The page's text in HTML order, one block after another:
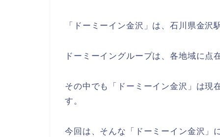
「ドーミーイン金沢」は、石川県金沢
ドーミーイングループは、各地域に点
その中でも「ドーミーイン金沢」は現
す。
今回は、そんな「ドーミーイン金沢」